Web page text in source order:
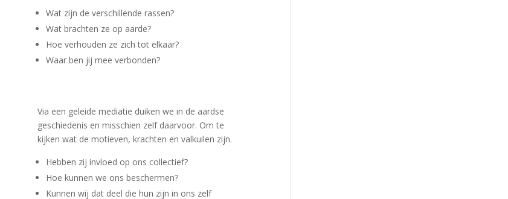
Wat zijn de verschillende rassen?
Wat brachten ze op aarde?
Hoe verhouden ze zich tot elkaar?
Waar ben jij mee verbonden?
Via een geleide mediatie duiken we in de aardse
geschiedenis en misschien zelf daarvoor. Om te
kijken wat de motieven, krachten en valkuilen zijn.
Hebben zij invloed op ons collectief?
Hoe kunnen we ons beschermen?
Kunnen wij dat deel die hun zijn in ons zelf